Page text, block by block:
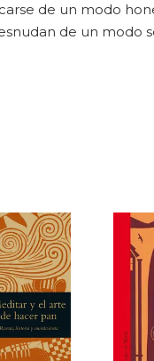
de un modo
de un modo